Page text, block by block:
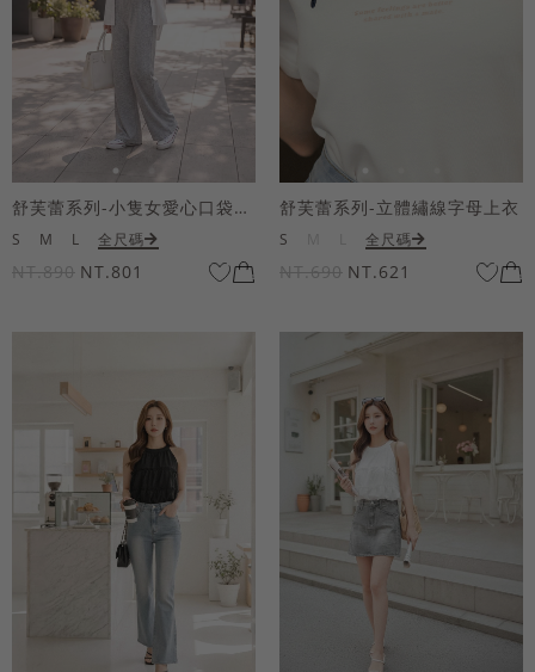
舒芙蕾系列-小隻女愛心口袋寬褲
S M L 全尺碼
NT.890 NT.801
舒芙蕾系列-立體繡線字母上衣
S 全尺碼
NT.690 NT.621